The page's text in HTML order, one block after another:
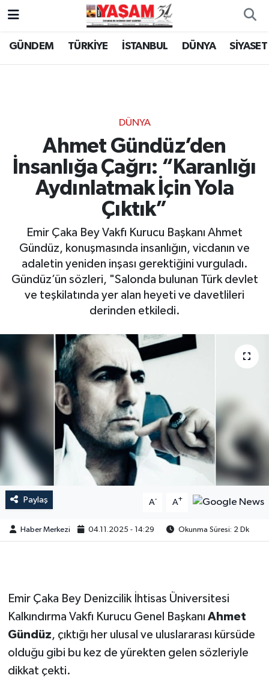
GÜNDEM TÜRKİYE İSTANBUL DÜNYA SİYASET
DÜNYA
Ahmet Gündüz’den
İnsanlığa Çağrı: “Karanlığı
Aydınlatmak İçin Yola
Çıktık”
Emir Çaka Bey Vakfı Kurucu Başkanı Ahmet
Gündüz, konuşmasında insanlığın, vicdanın ve
adaletin yeniden inşası gerektiğini vurguladı.
Gündüz’ün sözleri, "Salonda bulunan Türk devlet
ve teşkilatında yer alan heyeti ve davetlileri
derinden etkiledi.
Paylaş A- A+
Haber Merkezi 04.11.2025 - 14:29 Okunma Süresi: 2 Dk
Emir Çaka Bey Denizcilik İhtisas Üniversitesi
Kalkındırma Vakfı Kurucu Genel Başkanı Ahmet
Gündüz, çıktığı her ulusal ve uluslararası kürsüde
olduğu gibi bu kez de yürekten gelen sözleriyle
dikkat çekti.